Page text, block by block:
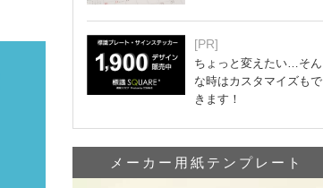
[PR]
ちょっと変えたい…そん
な時はカスタマイズもで
きます！
メーカー用紙テンプレート